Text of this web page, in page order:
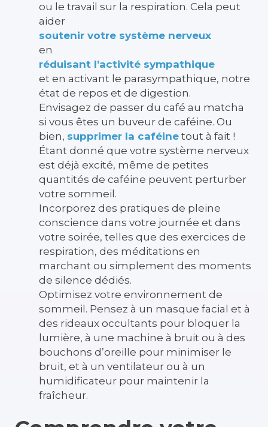
ou le travail sur la respiration. Cela peut
aider
soutenir votre système nerveux
en
réduisant l’activité sympathique
et en activant le parasympathique, notre
état de repos et de digestion.
Envisagez de passer du café au matcha
si vous êtes un buveur de caféine. Ou
bien, supprimer la caféine tout à fait !
Étant donné que votre système nerveux
est déjà excité, même de petites
quantités de caféine peuvent perturber
votre sommeil.
Incorporez des pratiques de pleine
conscience dans votre journée et dans
votre soirée, telles que des exercices de
respiration, des méditations en
marchant ou simplement des moments
de silence dédiés.
Optimisez votre environnement de
sommeil. Pensez à un masque facial et à
des rideaux occultants pour bloquer la
lumière, à une machine à bruit ou à des
bouchons d’oreille pour minimiser le
bruit, et à un ventilateur ou à un
humidificateur pour maintenir la
fraîcheur.